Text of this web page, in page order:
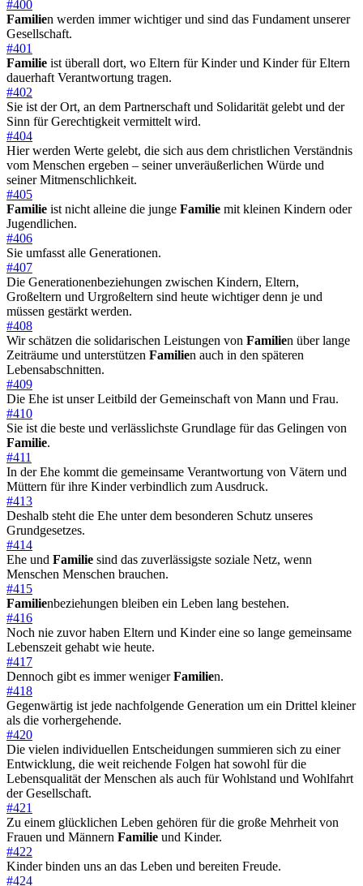
#400
Familien werden immer wichtiger und sind das Fundament unserer
Gesellschaft.
#401
Familie ist überall dort, wo Eltern für Kinder und Kinder für Eltern
dauerhaft Verantwortung tragen.
#402
Sie ist der Ort, an dem Partnerschaft und Solidarität gelebt und der
Sinn für Gerechtigkeit vermittelt wird.
#404
Hier werden Werte gelebt, die sich aus dem christlichen Verständnis
vom Menschen ergeben – seiner unveräußerlichen Würde und
seiner Mitmenschlichkeit.
#405
Familie ist nicht alleine die junge Familie mit kleinen Kindern oder
Jugendlichen.
#406
Sie umfasst alle Generationen.
#407
Die Generationenbeziehungen zwischen Kindern, Eltern,
Großeltern und Urgroßeltern sind heute wichtiger denn je und
müssen gestärkt werden.
#408
Wir schätzen die solidarischen Leistungen von Familien über lange
Zeiträume und unterstützen Familien auch in den späteren
Lebensabschnitten.
#409
Die Ehe ist unser Leitbild der Gemeinschaft von Mann und Frau.
#410
Sie ist die beste und verlässlichste Grundlage für das Gelingen von
Familie.
#411
In der Ehe kommt die gemeinsame Verantwortung von Vätern und
Müttern für ihre Kinder verbindlich zum Ausdruck.
#413
Deshalb steht die Ehe unter dem besonderen Schutz unseres
Grundgesetzes.
#414
Ehe und Familie sind das zuverlässigste soziale Netz, wenn
Menschen Menschen brauchen.
#415
Familienbeziehungen bleiben ein Leben lang bestehen.
#416
Noch nie zuvor haben Eltern und Kinder eine so lange gemeinsame
Lebenszeit gehabt wie heute.
#417
Dennoch gibt es immer wenigerFamilien.
#418
Gegenwärtig ist jede nachfolgende Generation um ein Drittel kleiner
als die vorhergehende.
#420
Die vielen individuellen Entscheidungen summieren sich zu einer
Entwicklung, die weit reichende Folgen hat sowohl für die
Lebensqualität der Menschen als auch für Wohlstand und Wohlfahrt
der Gesellschaft.
#421
Zu einem glücklichen Leben gehören für die große Mehrheit von
Frauen und Männern Familie und Kinder.
#422
Kinder binden uns an das Leben und bereiten Freude.
#424